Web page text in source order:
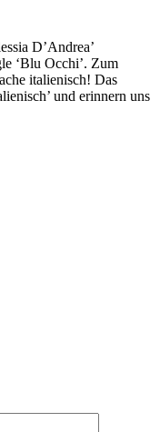
D’Andrea’
‘Blu Occhi’. Zum
italienisch! Das
und erinnern uns